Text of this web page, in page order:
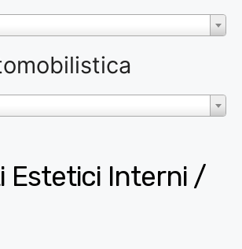
Estetici Interni /